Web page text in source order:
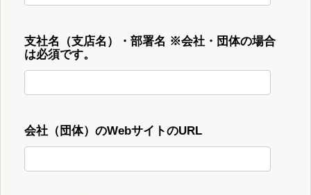
支社名（支店名）・部署名 ※会社・団体の場合
は必須です。
会社（団体）のWebサイトのURL